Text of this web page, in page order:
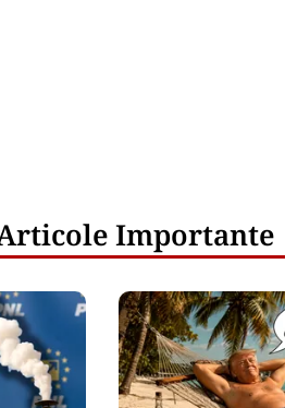
Importante